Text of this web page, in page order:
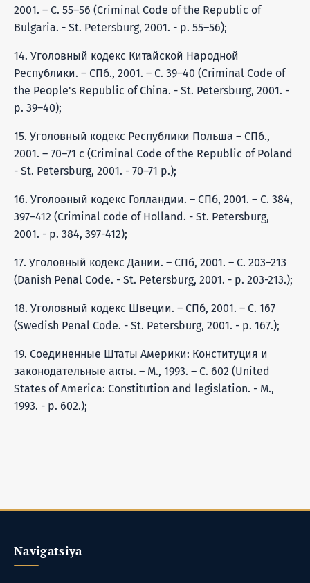
2001. – С. 55–56 (Criminal Code of the Republic of
Bulgaria. - St. Petersburg, 2001. - p. 55–56);
14. Уголовный кодекс Китайской Народной
Республики. – СПб., 2001. – С. 39–40 (Criminal Code of
the People's Republic of China. - St. Petersburg, 2001. -
p. 39–40);
15. Уголовный кодекс Республики Польша – СПб.,
2001. – 70–71 с (Criminal Code of the Republic of Poland
- St. Petersburg, 2001. - 70–71 p.);
16. Уголовный кодекс Голландии. – СПб, 2001. – С. 384,
397–412 (Criminal code of Holland. - St. Petersburg,
2001. - p. 384, 397-412);
17. Уголовный кодекс Дании. – СПб, 2001. – С. 203–213
(Danish Penal Code. - St. Petersburg, 2001. - p. 203-213.);
18. Уголовный кодекс Швеции. – СПб, 2001. – С. 167
(Swedish Penal Code. - St. Petersburg, 2001. - p. 167.);
19. Соединенные Штаты Америки: Конституция и
законодательные акты. – М., 1993. – С. 602 (United
States of America: Constitution and legislation. - M.,
1993. - p. 602.);
Navigatsiya